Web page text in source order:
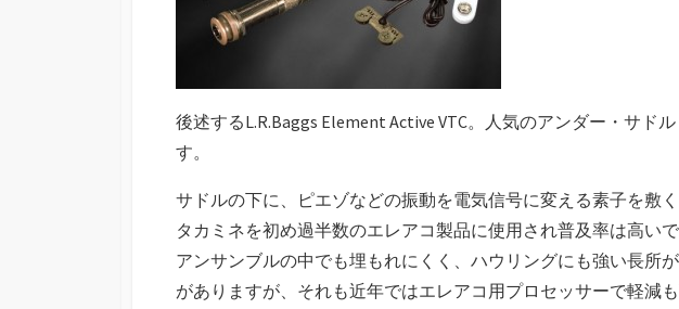
後述するL.R.Baggs Element Active VTC。人気のアンダー・サド
す。
サドルの下に、ピエゾなどの振動を電気信号に変える素子を敷
タカミネを初め過半数のエレアコ製品に使用され普及率は高い
アンサンブルの中でも埋もれにくく、ハウリングにも強い長所
がありますが、それも近年ではエレアコ用プロセッサーで軽減